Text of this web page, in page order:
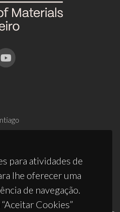
para atividades de
lhe oferecer uma
de navegação.
Cookies”